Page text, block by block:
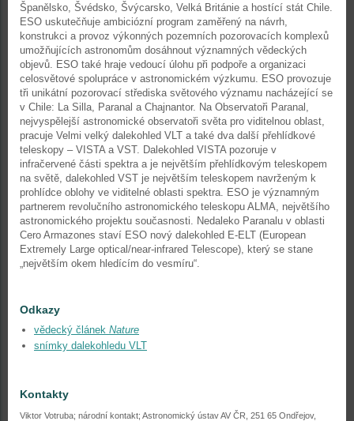
Španělsko, Švédsko, Švýcarsko, Velká Británie a hostící stát Chile.
ESO uskutečňuje ambiciózní program zaměřený na návrh,
konstrukci a provoz výkonných pozemních pozorovacích komplexů
umožňujících astronomům dosáhnout významných vědeckých
objevů. ESO také hraje vedoucí úlohu při podpoře a organizaci
celosvětové spolupráce v astronomickém výzkumu. ESO provozuje
tři unikátní pozorovací střediska světového významu nacházející se
v Chile: La Silla, Paranal a Chajnantor. Na Observatoři Paranal,
nejvyspělejší astronomické observatoři světa pro viditelnou oblast,
pracuje Velmi velký dalekohled VLT a také dva další přehlídkové
teleskopy – VISTA a VST. Dalekohled VISTA pozoruje v
infračervené části spektra a je největším přehlídkovým teleskopem
na světě, dalekohled VST je největším teleskopem navrženým k
prohlídce oblohy ve viditelné oblasti spektra. ESO je významným
partnerem revolučního astronomického teleskopu ALMA, největšího
astronomického projektu současnosti. Nedaleko Paranalu v oblasti
Cero Armazones staví ESO nový dalekohled E-ELT (European
Extremely Large optical/near-infrared Telescope), který se stane
„největším okem hledícím do vesmíru“.
Odkazy
vědecký článek Nature
snímky dalekohledu VLT
Kontakty
Viktor Votruba; národní kontakt; Astronomický ústav AV ČR, 251 65 Ondřejov,